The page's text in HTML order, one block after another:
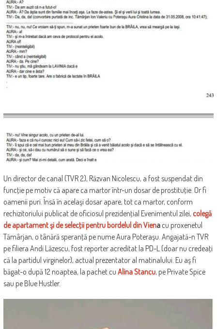
Un director de canal (TVR 2), Răzvan Nicolescu, a fost suspendat din
funcţie pe motiv că apare ca martor într-un dosar de prostituţie. Or fi
oamenii puri. Însă în acelaşi dosar apare, tot ca martor, conform
rechizitoriului publicat de oficiosul prezidenţial Evenimentul zilei, colegă
de apartament şi de selecţii pentru bordelul din Viena cu proxenetul
Tămârjan, o tânără speranţă pe nume Aura Poteraşu. Angajată-n TVR
pe filiera Andi Lăzescu, fost reporter acreditat la PD-L (doar nu credeaţi
că la partidul virginelor), actual prezentator al matinalului. Eu aş fi
băgat-o după 12 noaptea, la pachet cu Alina Stancu, pe Private Spice
sau pe Blue Hustler.